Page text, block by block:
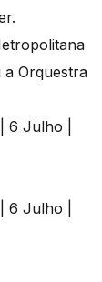
Orquestra